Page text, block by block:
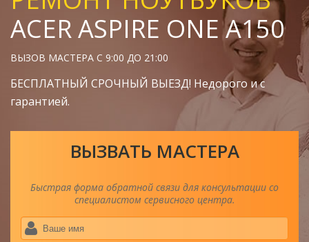
ACER ASPIRE ONE A150
ВЫЗОВ МАСТЕРА С 9:00 ДО 21:00
БЕСПЛАТНЫЙ СРОЧНЫЙ ВЫЕЗД! Недорого и с
гарантией.
ВЫЗВАТЬ МАСТЕРА
Быстрая форма обратной связи для консультации со
специалистом сервисного центра.